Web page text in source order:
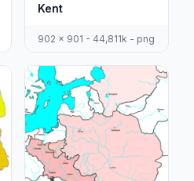
Kent
902 x 901 - 44,811k - png